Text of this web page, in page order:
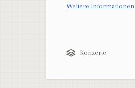
Weitere Informationen
Konzerte